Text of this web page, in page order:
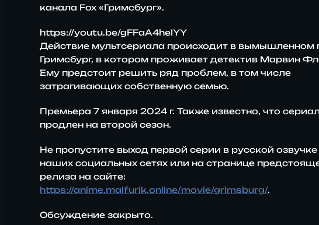
канала Fox «Гримсбург».
https://youtu.be/gFFaA4heIYY
Действие мультсериала происходит в вымышленном
Гримсбург, в котором проживает детектив Марвин
Ему предстоит решить ряд проблем, в том числе
затрагивающих собственную семью.
Премьера 7 января 2024 г. Также известно, что
продлен на второй сезон.
Не пропустите выход первой серии в русской озвучке
наших социальных сетях или на странице
релиза на сайте:
https://anime.malfurik.online/movie/grimsburg/.
Обсуждение закрыто.